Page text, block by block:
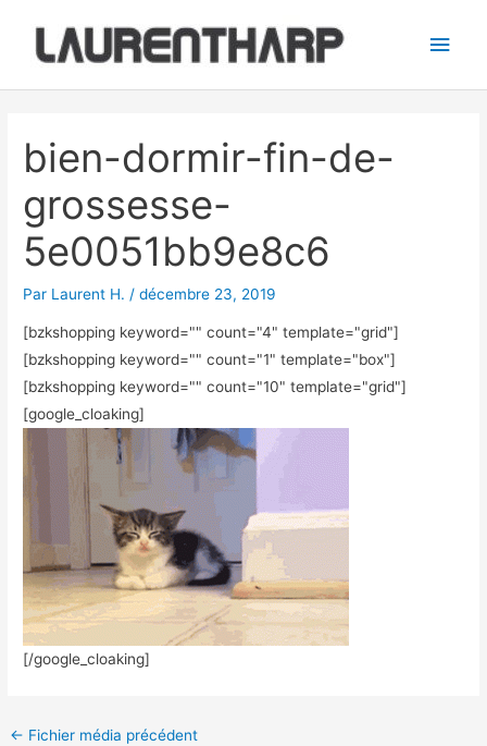
contenu
bien-dormir-fin-de-
grossesse-
5e0051bb9e8c6
Par Laurent H. /décembre 23, 2019
[bzkshopping keyword="" count="4" template="grid"]
[bzkshopping keyword="" count="1" template="box"]
[bzkshopping keyword="" count="10" template="grid"]
[google_cloaking]
[/google_cloaking]
articles
← Fichier média précédent